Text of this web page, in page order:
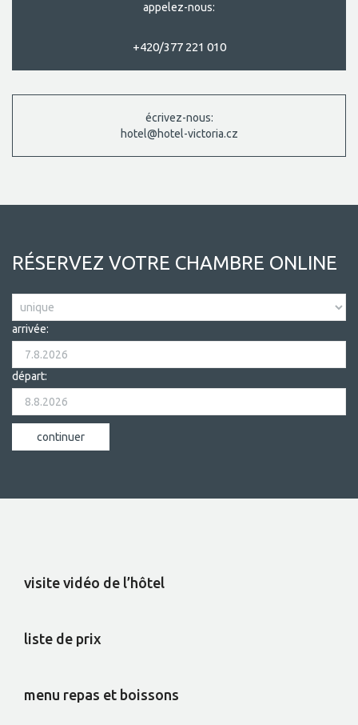
appelez-nous:
+420/377 221 010
écrivez-nous:
hotel@hotel-victoria.cz
RÉSERVEZ VOTRE CHAMBRE ONLINE
arrivée:
départ:
visite vidéo de l’hôtel
liste de prix
menu repas et boissons